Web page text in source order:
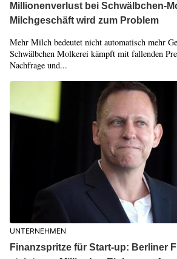
Millionenverlust bei Schwälbchen-
Milchgeschäft wird zum Problem
Mehr Milch bedeutet nicht automatisch mehr
Schwälbchen Molkerei kämpft mit fallenden
Nachfrage und...
UNTERNEHMEN
Finanzspritze für Start-up: Berliner